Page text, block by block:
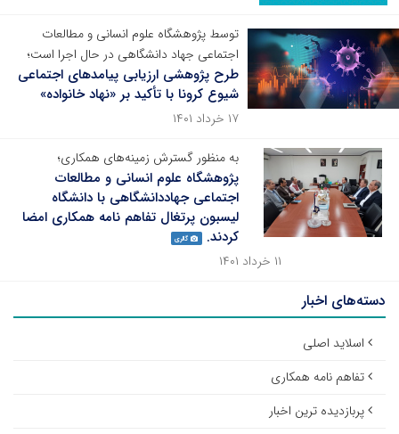
توسط پژوهشگاه علوم انسانی و مطالعات
اجتماعی جهاد دانشگاهی در حال اجرا است؛
طرح پژوهشی ارزیابی پیامدهای اجتماعی
شیوع کرونا با تأکید بر «نهاد خانواده»
۱۷ خرداد ۱۴۰۱
به منظور گسترش زمینه‌های همکاری؛
پژوهشگاه علوم انسانی و مطالعات
اجتماعی جهاددانشگاهی با دانشگاه
لیسبون پرتغال تفاهم نامه همکاری امضا
کردند.
گالری
۱۱ خرداد ۱۴۰۱
دسته‌های اخبار
اسلاید اصلی
تفاهم نامه همکاری
پربازدیده ترین اخبار